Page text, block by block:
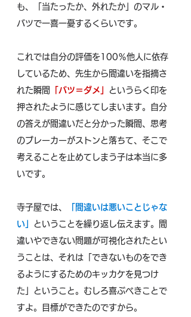
も、「当たったか、外れたか」のマル・
バツで一喜一憂するくらいです。
これでは自分の評価を100％他人に依存
しているため、先生から間違いを指摘さ
れた瞬間
「バツ＝ダメ」
というらく印を
押されたように感じてしまいます。自分
の答えが間違いだと分かった瞬間、思考
のブレーカーがストンと落ちて、そこで
考えることを止めてしまう子は本当に多
いです。
寺子屋では、
「間違いは悪いことじゃな
い」
ということを繰り返し伝えます。間
違いやできない問題が可視化されたとい
うことは、それは「できないものをでき
るようにするためのキッカケを見つけ
た」ということ。むしろ喜ぶべきことで
すよ。目標ができたのですから。